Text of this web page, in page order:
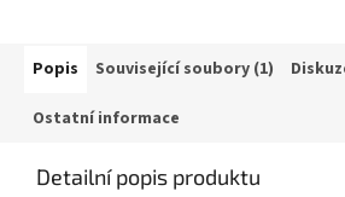
Popis Související soubory (1)
Ostatní informace
Detailní popis produktu